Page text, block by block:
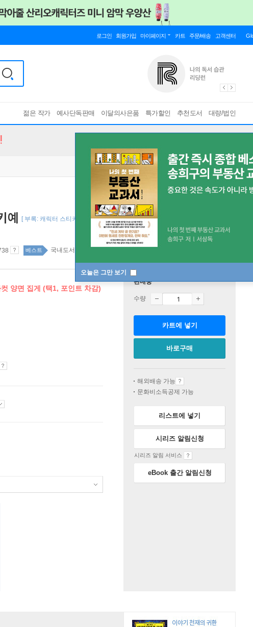
로그인 회원가입 마이페이지 카트 주문/배송 고객센터
젊은 작가 예사단독판매 이달의사은품 특가할인 추천도서 대량/법인
오늘은 그만 보기
예 [ 부록: 캐릭터 스티커(랩핑) ]
베스트 국내도서 top20 2주
양면 집게 (택1, 포인트 차감)
판매중
수량
카트에 넣기
바로구매
해외배송 가능
문화비소득공제 가능
리스트에 넣기
시리즈 알림신청
시리즈 알림 서비스
eBook 출간 알림신청